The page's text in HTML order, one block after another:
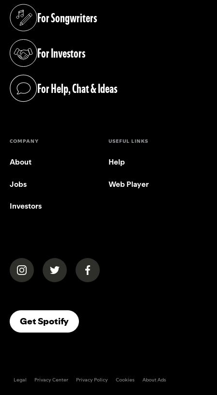
For Songwriters
(opens in a new tab)
For Investors
(opens in a new tab)
For Help, Chat & Ideas
(opens in a new tab)
COMPANY
About
Jobs
Investors
USEFUL LINKS
Help
Web Player
(opens in a new tab)(opens in a new tab)(opens in a new tab)
Get Spotify(opens In A New Tab)
Legal Privacy Center Privacy Policy Cookies About Ads